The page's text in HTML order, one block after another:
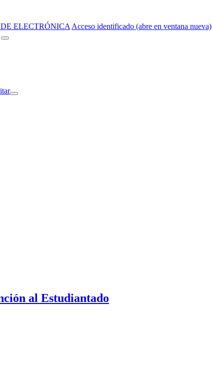
ELECTRÓNICA Acceso identificado (abre en ventana nueva)
al Estudiantado